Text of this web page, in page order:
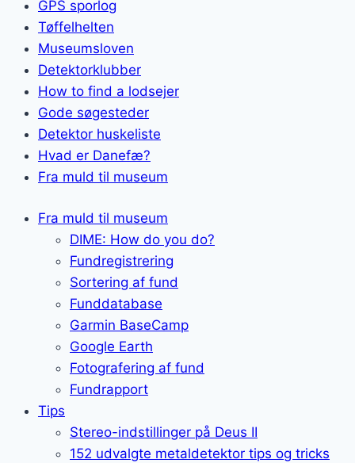
GPS sporlog
Tøffelhelten
Museumsloven
Detektorklubber
How to find a lodsejer
Gode søgesteder
Detektor huskeliste
Hvad er Danefæ?
Fra muld til museum
Fra muld til museum
DIME: How do you do?
Fundregistrering
Sortering af fund
Funddatabase
Garmin BaseCamp
Google Earth
Fotografering af fund
Fundrapport
Tips
Stereo-indstillinger på Deus II
152 udvalgte metaldetektor tips og tricks